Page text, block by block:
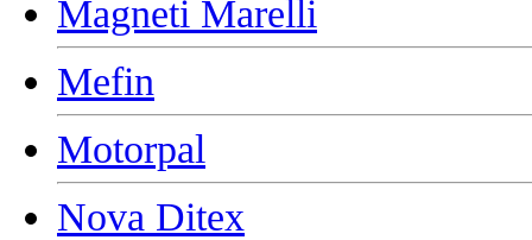
Magneti Marelli
Mefin
Motorpal
Nova Ditex